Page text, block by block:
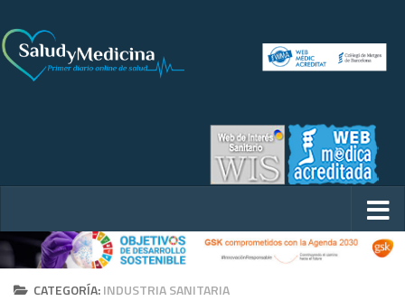
CATEGORÍA:INDUSTRIA SANITARIA